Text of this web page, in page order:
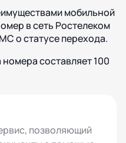
мобильной
в сеть Ростелеком
о статусе перехода.
составляет 100
позволяющий